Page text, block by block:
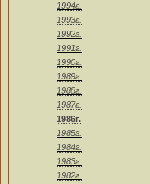
1994г.
1993г.
1992г.
1991г.
1990г.
1989г.
1988г.
1987г.
1986г.
1985г.
1984г.
1983г.
1982г.